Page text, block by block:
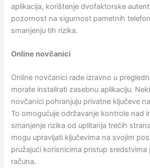
aplikacija, korištenje dvofaktorske
pozornost na sigurnost pametnih
smanjenju tih rizika.
Online novčanici
Online novčanici rade izravno u
morate instalirati zasebnu aplikaciju.
novčanici pohranjuju privatne ključeve
To omogućuje održavanje kontrole nad
smanjenje rizika od uplitanja trećih
mogu upravljati ključevima na svojim
pružajući korisnicima pristup
računa.